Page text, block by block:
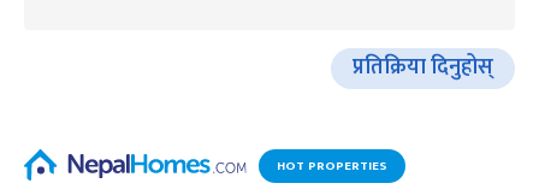
प्रतिक्रिया दिनुहोस्
HOT PROPERTIES